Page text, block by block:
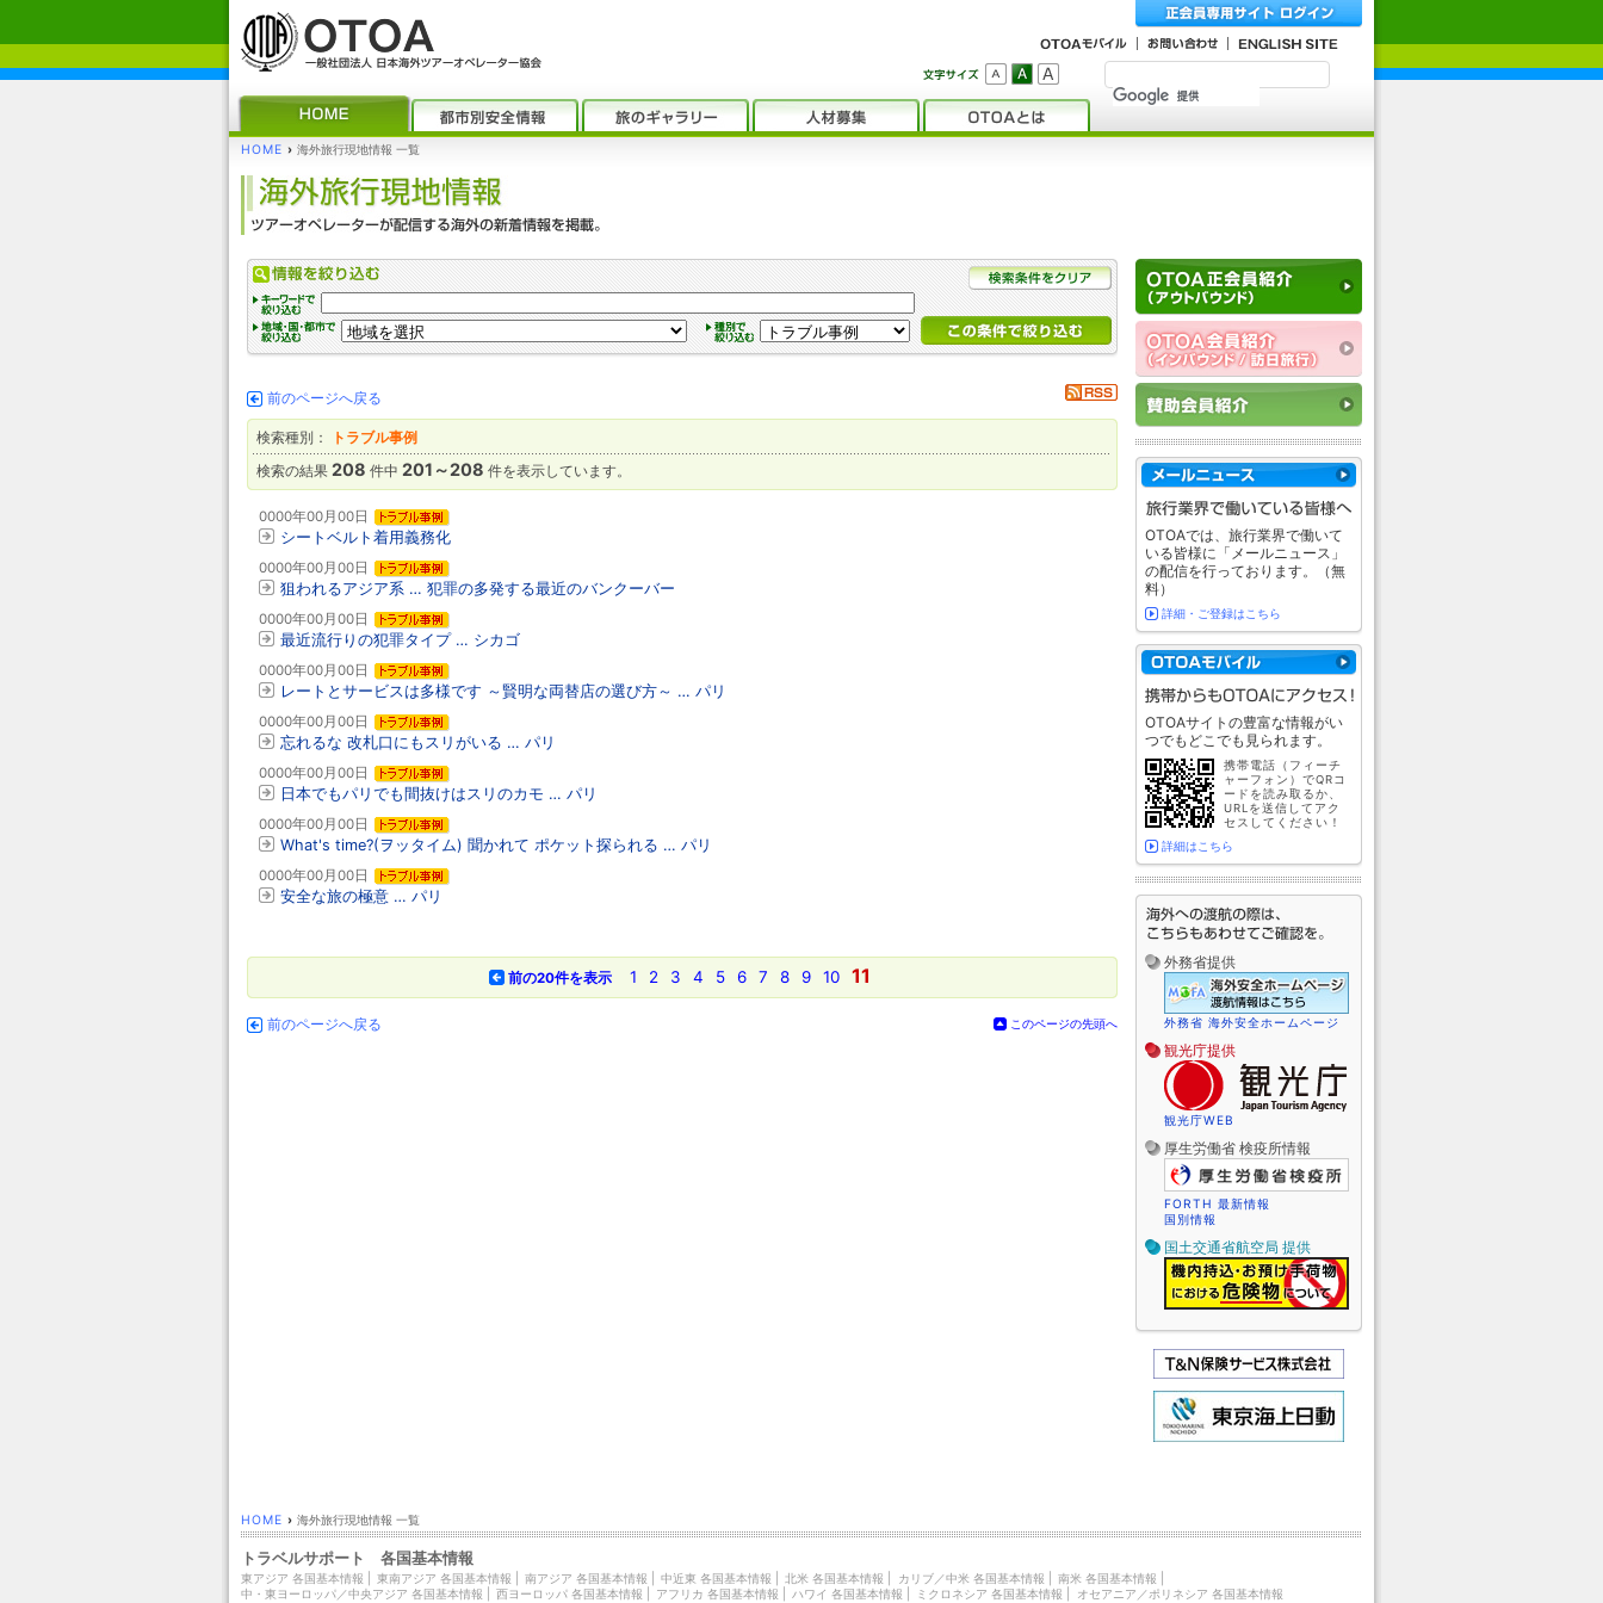
HOME › 海外旅行現地情報 一覧
前のページへ戻る
検索種別：
トラブル事例
検索の結果 208 件中 201～208 件を表示しています。
0000年00月00日
シートベルト着用義務化
0000年00月00日
狙われるアジア系 … 犯罪の多発する最近のバンクーバー
0000年00月00日
最近流行りの犯罪タイプ … シカゴ
0000年00月00日
レートとサービスは多様です ～賢明な両替店の選び方～ … パリ
0000年00月00日
忘れるな 改札口にもスリがいる … パリ
0000年00月00日
日本でもパリでも間抜けはスリのカモ … パリ
0000年00月00日
What's time?(ヲッタイム) 聞かれて ポケット探られる … パリ
0000年00月00日
安全な旅の極意 … パリ
前の20件を表示 1 2 3 4 5 6 7 8 9 10 11
前のページへ戻る このページの先頭へ
OTOAでは、旅行業界で働いて
いる皆様に「メールニュース」
の配信を行っております。（無
料）
詳細・ご登録はこちら
OTOAサイトの豊富な情報がい
つでもどこでも見られます。
携帯電話（フィーチ
ャーフォン）でQRコ
ードを読み取るか、
URLを送信してアク
セスしてください！
詳細はこちら
外務省提供
外務省 海外安全ホームページ
観光庁提供
観光庁WEB
厚生労働省 検疫所情報
FORTH 最新情報
国別情報
国土交通省航空局 提供
HOME › 海外旅行現地情報 一覧
トラベルサポート 各国基本情報
東アジア 各国基本情報 東南アジア 各国基本情報 南アジア 各国基本情報 中近東 各国基本情報 北米 各国基本情報 カリブ／中米 各国基本情報 南米 各国基本情報
中・東ヨーロッパ／中央アジア 各国基本情報
西ヨーロッパ 各国基本情報 アフリカ 各国基本情報 ハワイ 各国基本情報 ミクロネシア 各国基本情報 オセアニア／ポリネシア 各国基本情報